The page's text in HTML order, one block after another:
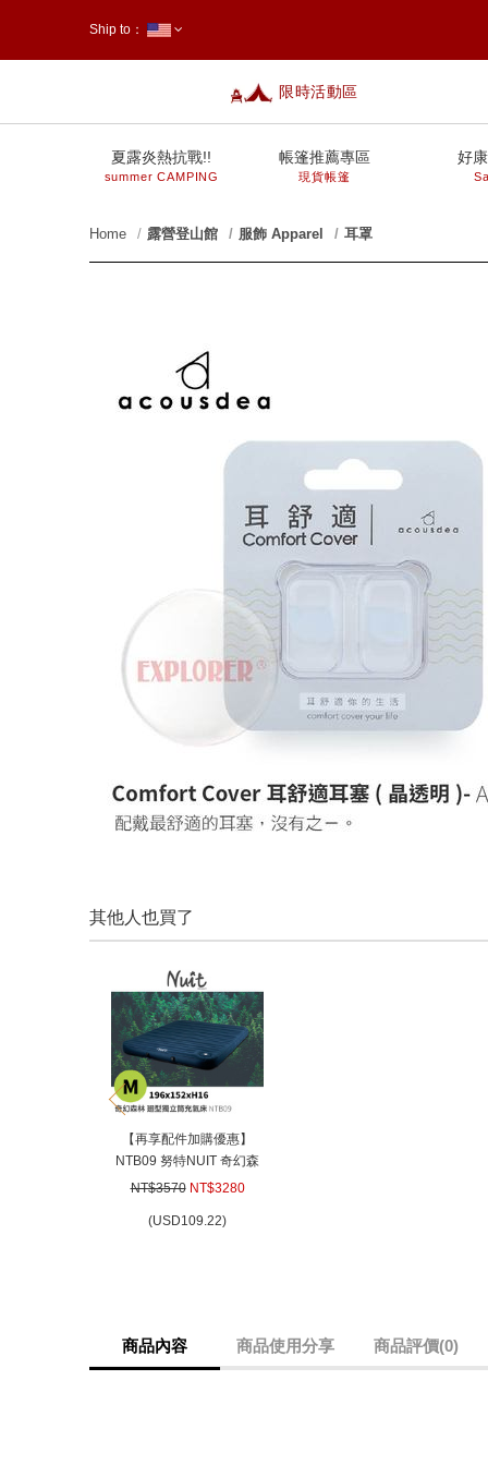
限時活動區
Ship to：
夏露炎熱抗戰!!
summer CAMPING
帳篷推薦專區
現貨帳篷
好
Home 露營登山館 服飾 Apparel 耳罩
prev
其他人也買了
【再享配件加購優惠】
NTB09 努特NUIT 奇幻森
林迴型獨立筒充氣床 M 迴
時光成為露營達人
NT$3570 NT$3280
(USD109.22)
prev
商品內容 商品使用分享 商品評價(0)